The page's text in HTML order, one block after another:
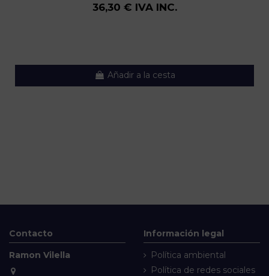
36,30 € IVA INC.
Añadir a la cesta
Contacto
Ramon Vilella
Información legal
Política ambiental
Política de redes sociales